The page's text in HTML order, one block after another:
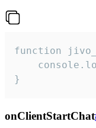
function
}
onClientStartChat